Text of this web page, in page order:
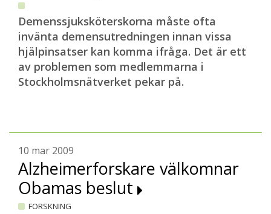
Demenssjuksköterskorna måste ofta
invänta demensutredningen innan vissa
hjälpinsatser kan komma ifråga. Det är ett
av problemen som medlemmarna i
Stockholmsnätverket pekar på.
10 mar 2009
Alzheimerforskare välkomnar
Obamas beslut
FORSKNING